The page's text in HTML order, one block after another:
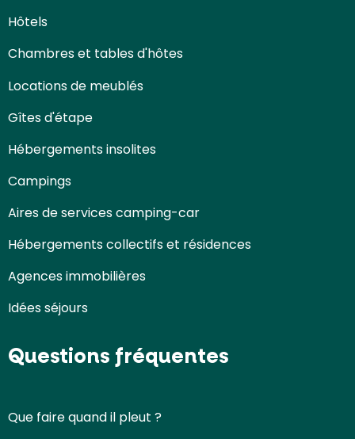
Hôtels
Chambres et tables d'hôtes
Locations de meublés
Gîtes d'étape
Hébergements insolites
Campings
Aires de services camping-car
Hébergements collectifs et résidences
Agences immobilières
Idées séjours
Questions fréquentes
Que faire quand il pleut ?